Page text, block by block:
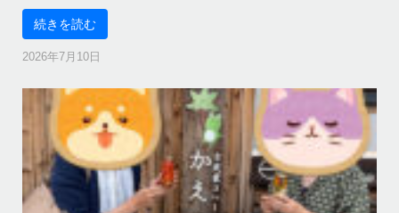
続きを読む
2026年7月10日